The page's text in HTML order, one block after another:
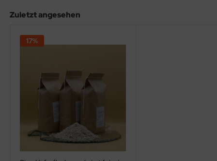
Zuletzt angesehen
17%